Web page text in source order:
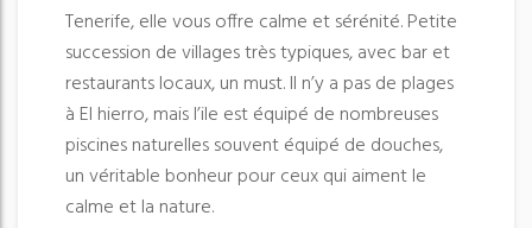
Tenerife, elle vous offre calme et sérénité. Petite
succession de villages très typiques, avec bar et
restaurants locaux, un must. Il n’y a pas de plages
à El hierro, mais l’ile est équipé de nombreuses
piscines naturelles souvent équipé de douches,
un véritable bonheur pour ceux qui aiment le
calme et la nature.